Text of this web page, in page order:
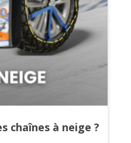
chaînes à neige ?